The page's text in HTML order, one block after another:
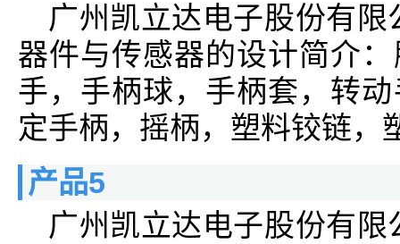
广州凯立达电子股份有
器件与传感器的设计简介
手，手柄球，手柄套，转
定手柄，摇柄，塑料铰链，
产品5
广州凯立达电子股份有